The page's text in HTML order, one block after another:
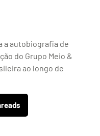
a autobiografia de
do Grupo Meio &
ao longo de